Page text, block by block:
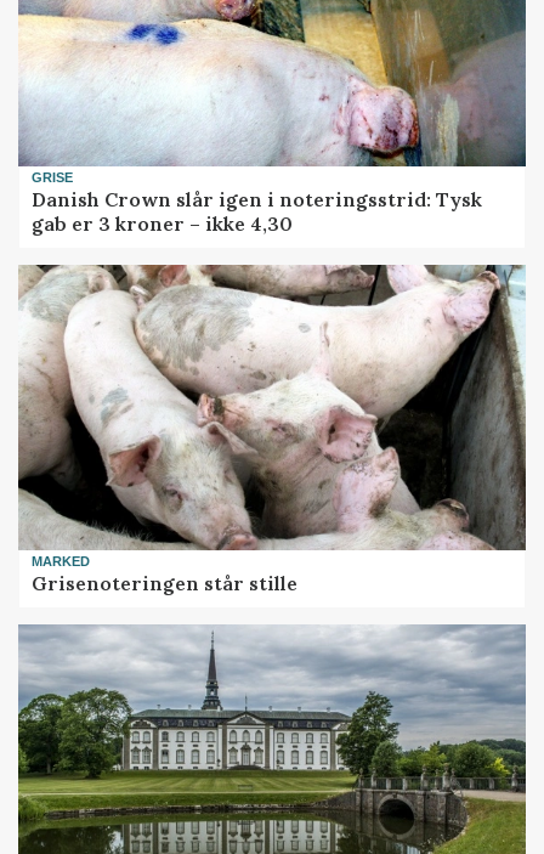
GRISE
Danish Crown slår igen i noteringsstrid: Tysk
gab er 3 kroner – ikke 4,30
MARKED
Grisenoteringen står stille